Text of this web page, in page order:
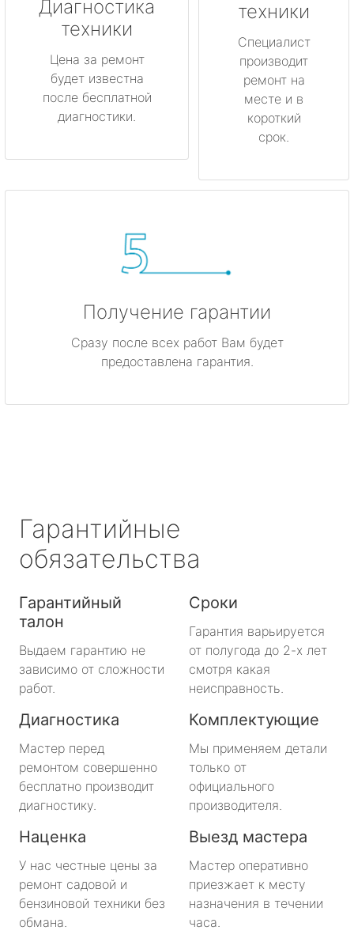
Диагностика
техники
Цена за ремонт
будет известна
после бесплатной
диагностики.
техники
Специалист
производит
ремонт на
месте и в
короткий
срок.
Получение гарантии
Сразу после всех работ Вам будет
предоставлена гарантия.
Гарантийные
обязательства
Гарантийный
талон
Выдаем гарантию не
зависимо от сложности
работ.
Сроки
Гарантия варьируется
от полугода до 2-х лет
смотря какая
неисправность.
Диагностика
Мастер перед
ремонтом совершенно
бесплатно производит
диагностику.
Комплектующие
Мы применяем детали
только от
официального
производителя.
Наценка
У нас честные цены за
ремонт садовой и
бензиновой техники без
обмана.
Выезд мастера
Мастер оперативно
приезжает к месту
назначения в течении
часа.